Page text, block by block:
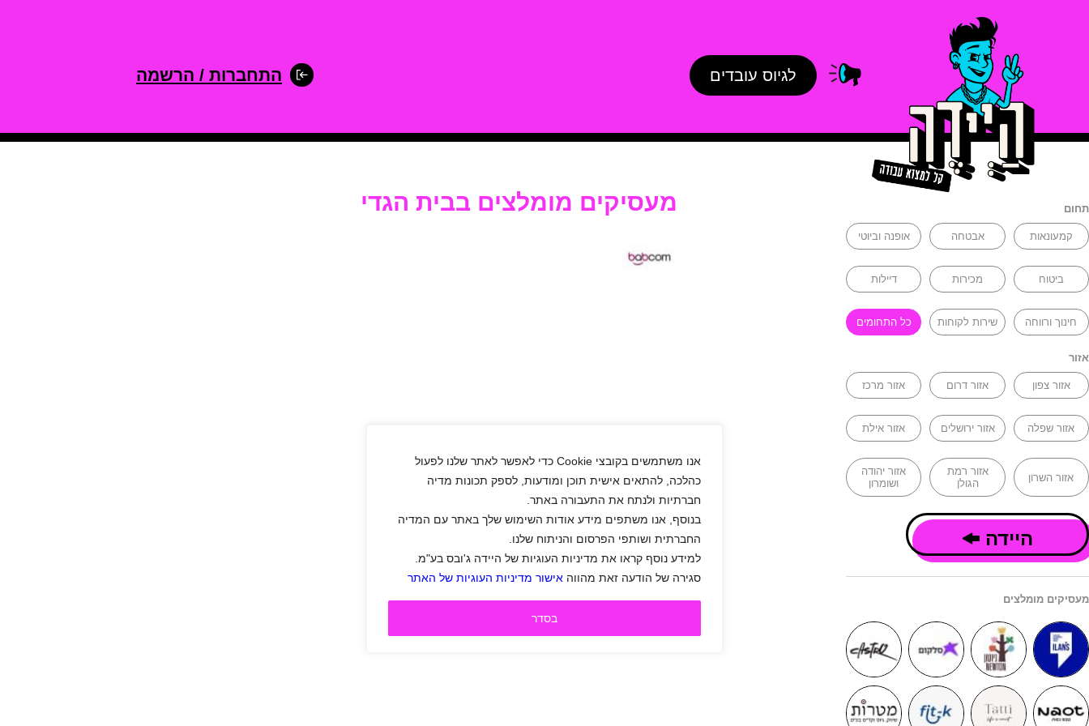
אנו משתמשים בקובצי Cookie כדי לאפשר לאתר שלנו לפעול
כהלכה, להתאים אישית תוכן ומודעות, לספק תכונות מדיה
חברתיות ולנתח את התעבורה באתר.
בנוסף, אנו משתפים מידע אודות השימוש שלך באתר עם המדיה
החברתית ושותפי הפרסום והניתוח שלנו.
למידע נוסף קראו את מדיניות העוגיות של היידה ג'ובס בע"מ.
סגירה של הודעה זאת מהווה אישור מדיניות העוגיות של האתר
בסדר
לגיוס עובדים התחברות / הרשמה
תחום
קמעונאות אבטחה אופנה וביוטי
ביטוח מכירות דיילות
חינוך ורווחה שירות לקוחות כל התחומים
אזור
אזור צפון אזור דרום אזור מרכז
אזור שפלה אזור ירושלים אזור אילת
אזור השרון
אזור רמת
הגולן
אזור יהודה
ושומרון
היידה
מעסיקים מומלצים
מעסיקים מומלצים בבית הגדי